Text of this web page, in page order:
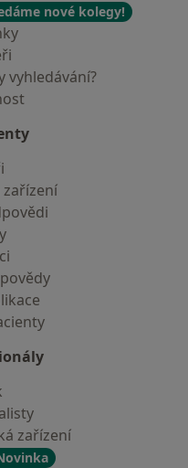
nové kolegy!
vyhledávání?
zařízení